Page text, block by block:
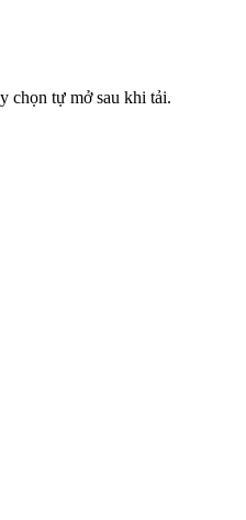
chọn tự mở sau khi tải.